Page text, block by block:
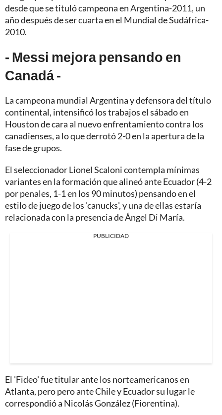
desde que se tituló campeona en Argentina-2011, un
año después de ser cuarta en el Mundial de Sudáfrica-
2010.
- Messi mejora pensando en
Canadá -
La campeona mundial Argentina y defensora del título
continental, intensificó los trabajos el sábado en
Houston de cara al nuevo enfrentamiento contra los
canadienses, a lo que derrotó 2-0 en la apertura de la
fase de grupos.
El seleccionador Lionel Scaloni contempla mínimas
variantes en la formación que alineó ante Ecuador (4-2
por penales, 1-1 en los 90 minutos) pensando en el
estilo de juego de los 'canucks', y una de ellas estaría
relacionada con la presencia de Ángel Di María.
PUBLICIDAD
El 'Fideo' fue titular ante los norteamericanos en
Atlanta, pero pero ante Chile y Ecuador su lugar le
correspondió a Nicolás González (Fiorentina).